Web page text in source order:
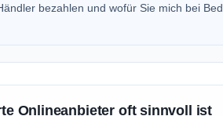
bezahlen und wofür Sie mich bei
Onlineanbieter oft sinnvoll ist